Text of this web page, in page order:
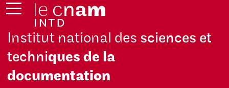
Institut national des sciences et
techniques de la
documentation